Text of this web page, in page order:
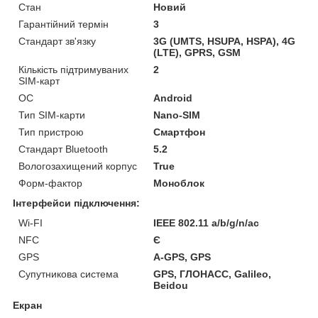
Стан
Новий
Гарантійний термін
3
Стандарт зв'язку
3G (UMTS, HSUPA, HSPA), 4G
(LTE), GPRS, GSM
Кількість підтримуваних
SIM-карт
2
ОС
Android
Тип SIM-карти
Nano-SIM
Тип пристрою
Смартфон
Стандарт Bluetooth
5.2
Вологозахищений корпус
True
Форм-фактор
Моноблок
Інтерфейси підключення:
Wi-FI
IEEE 802.11 a/b/g/n/ac
NFC
Є
GPS
A-GPS, GPS
Супутникова система
GPS, ГЛОНАСС, Galileo,
Beidou
Екран